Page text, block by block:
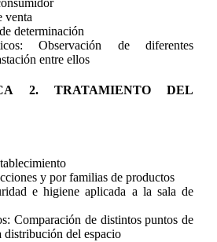
venta
determinación
Observación de diferentes
entre ellos
2. TRATAMIENTO DEL
y por familias de productos
e higiene aplicada a la sala de
Comparación de distintos puntos de
distribución del espacio